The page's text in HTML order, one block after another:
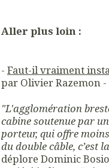
Aller plus loin :
- Faut-il vraiment
par Olivier Razemon -
"L'agglomération
cabine soutenue par
porteur, qui offre
du double câble, c’est
déplore Dominic